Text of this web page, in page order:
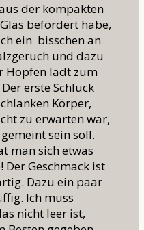
der kompakten
befördert habe,
ein bisschen an
und dazu
Hopfen lädt zum
erste Schluck
Körper,
zu erwarten war,
sein soll.
man sich etwas
Geschmack ist
Dazu ein paar
Ich muss
nicht leer ist,